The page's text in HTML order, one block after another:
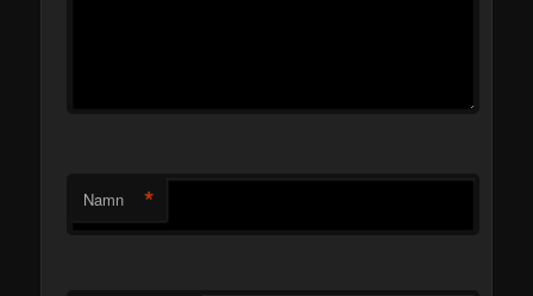
Namn *